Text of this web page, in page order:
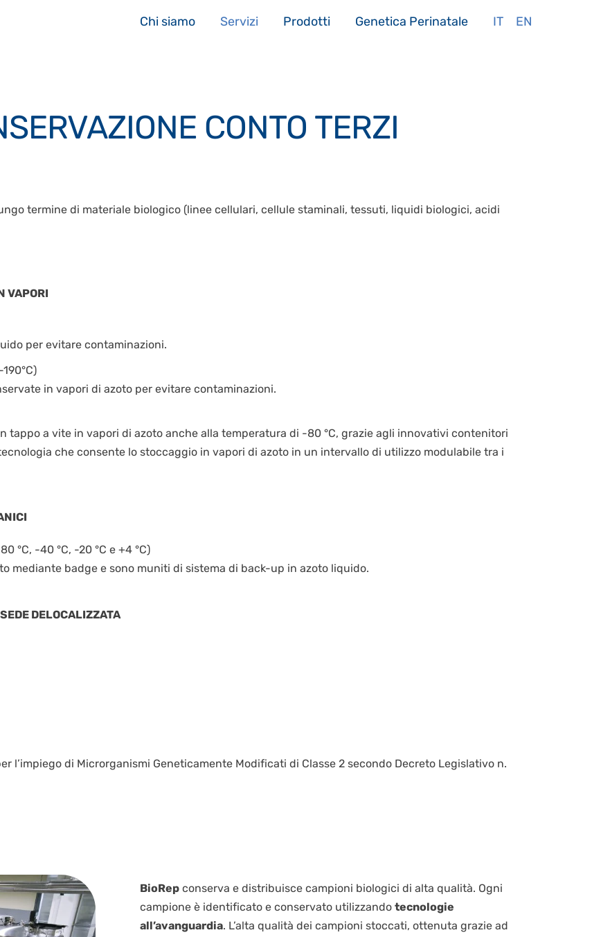
Chi siamo Servizi Prodotti Genetica Perinatale IT EN
CONTO TERZI
termine di materiale biologico (linee cellulari, cellule staminali, tessuti, liquidi biologici, acidi
VAPORI
per evitare contaminazioni.
in vapori di azoto per evitare contaminazioni.
tappo a vite in vapori di azoto anche alla temperatura di -80 °C, grazie agli innovativi contenitori
che consente lo stoccaggio in vapori di azoto in un intervallo di utilizzo modulabile tra i
°C, -40 °C, -20 °C e +4 °C)
mediante badge e sono muniti di sistema di back-up in azoto liquido.
DELOCALIZZATA
l’impiego di Microrganismi Geneticamente Modificati di Classe 2 secondo Decreto Legislativo n.
BioRep conserva e distribuisce campioni biologici di alta qualità. Ogni
campione è identificato e conservato utilizzandotecnologie
all’avanguardia. L’alta qualità dei campioni stoccati, ottenuta grazie ad